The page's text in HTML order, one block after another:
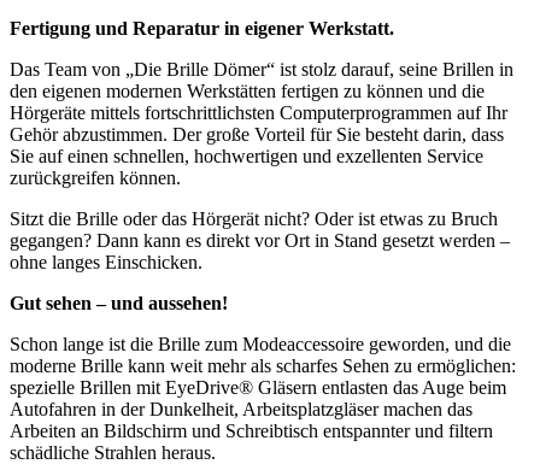
Fertigung und Reparatur in eigener Werkstatt.
Das Team von „Die Brille Dömer“ ist stolz darauf, seine Brillen in
den eigenen modernen Werkstätten fertigen zu können und die
Hörgeräte mittels fortschrittlichsten Computerprogrammen auf Ihr
Gehör abzustimmen. Der große Vorteil für Sie besteht darin, dass
Sie auf einen schnellen, hochwertigen und exzellenten Service
zurückgreifen können.
Sitzt die Brille oder das Hörgerät nicht? Oder ist etwas zu Bruch
gegangen? Dann kann es direkt vor Ort in Stand gesetzt werden –
ohne langes Einschicken.
Gut sehen – und aussehen!
Schon lange ist die Brille zum Modeaccessoire geworden, und die
moderne Brille kann weit mehr als scharfes Sehen zu ermöglichen:
spezielle Brillen mit EyeDrive® Gläsern entlasten das Auge beim
Autofahren in der Dunkelheit, Arbeitsplatzgläser machen das
Arbeiten an Bildschirm und Schreibtisch entspannter und filtern
schädliche Strahlen heraus.